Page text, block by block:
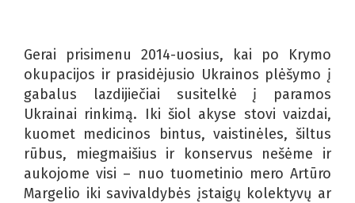
Gerai prisimenu 2014-uosius, kai po Krymo
okupacijos ir prasidėjusio Ukrainos plėšymo į
gabalus lazdijiečiai susitelkė į paramos
Ukrainai rinkimą. Iki šiol akyse stovi vaizdai,
kuomet medicinos bintus, vaistinėles, šiltus
rūbus, miegmaišius ir konservus nešėme ir
aukojome visi – nuo tuometinio mero Artūro
Margelio iki savivaldybės įstaigų kolektyvų ar